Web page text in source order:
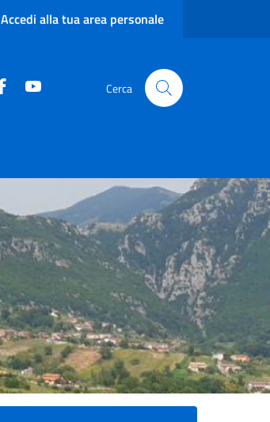
Accedi alla tua area personale
Facebook Cerca